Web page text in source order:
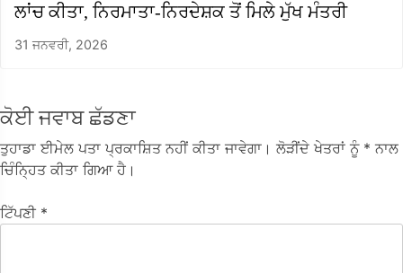
ਲਾਂਚ ਕੀਤਾ, ਨਿਰਮਾਤਾ-ਨਿਰਦੇਸ਼ਕ ਤੋਂ ਮਿਲੇ ਮੁੱਖ ਮੰਤਰੀ
31 ਜਨਵਰੀ, 2026
ਕੋਈ ਜਵਾਬ ਛੱਡਣਾ
ਤੁਹਾਡਾ ਈਮੇਲ ਪਤਾ ਪ੍ਰਕਾਸ਼ਿਤ ਨਹੀਂ ਕੀਤਾ ਜਾਵੇਗਾ। ਲੋੜੀਂਦੇ ਖੇਤਰਾਂ ਨੂੰ * ਨਾਲ
ਚਿੰਨ੍ਹਿਤ ਕੀਤਾ ਗਿਆ ਹੈ।
ਟਿੱਪਣੀ *